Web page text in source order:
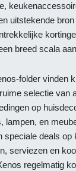
uitstekende
breed scala
folder vinden
selectie van
op
lampen, en
speciale deals op
serviezen en
regelmatig